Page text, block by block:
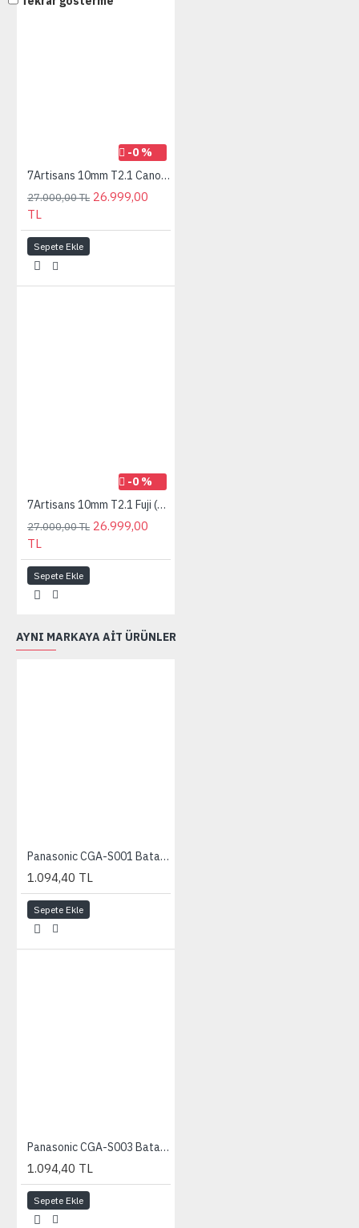
-0 %
7Artisans 10mm T2.1 Canon (EOS-R Mount) S35 Cine Lens Siyah
27.000,00 TL 26.999,00
TL
Sepete Ekle
-0 %
7Artisans 10mm T2.1 Fuji (FX Mount) S35 Cine Lens Siyah
27.000,00 TL 26.999,00
TL
Sepete Ekle
AYNI MARKAYA AIT ÜRÜNLER
Panasonic CGA-S001 Batarya (F1/FX1/FX5)
1.094,40 TL
Sepete Ekle
Panasonic CGA-S003 Batarya (SV-AS10/AV50)
1.094,40 TL
Sepete Ekle